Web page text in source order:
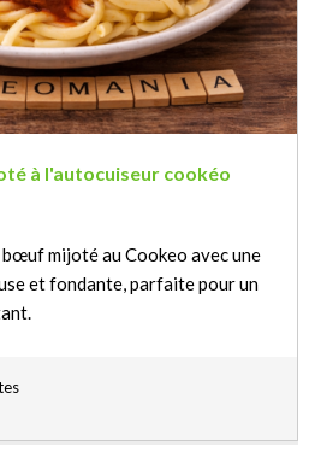
à l'autocuiseur cookéo
mijoté au Cookeo avec une
et fondante, parfaite pour un